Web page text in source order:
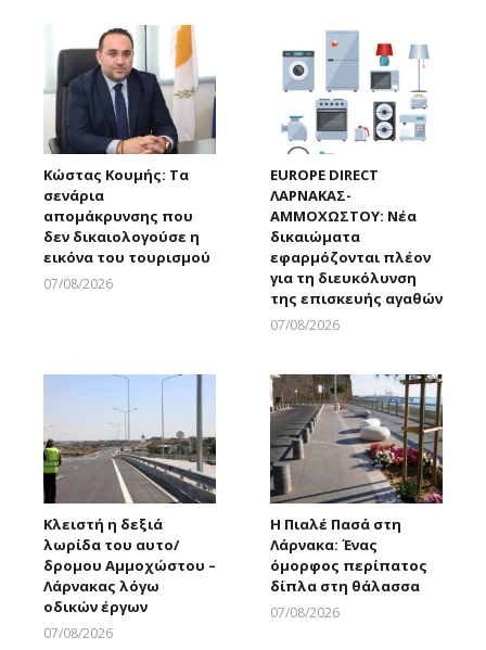
Κώστας Κουμής: Τα
σενάρια
απομάκρυνσης που
δεν δικαιολογούσε η
εικόνα του τουρισμού
07/08/2026
EUROPE DIRECT
ΛΑΡΝΑΚΑΣ-
ΑΜΜΟΧΩΣΤΟΥ: Νέα
δικαιώματα
εφαρμόζονται πλέον
για τη διευκόλυνση
της επισκευής αγαθών
07/08/2026
Κλειστή η δεξιά
λωρίδα του αυτο/
δρομου Αμμοχώστου –
Λάρνακας λόγω
οδικών έργων
07/08/2026
Η Πιαλέ Πασά στη
Λάρνακα: Ένας
όμορφος περίπατος
δίπλα στη θάλασσα
07/08/2026